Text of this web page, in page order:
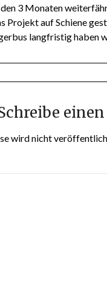
3 Monaten
Projekt auf Schiene
langfristig haben
wird nicht